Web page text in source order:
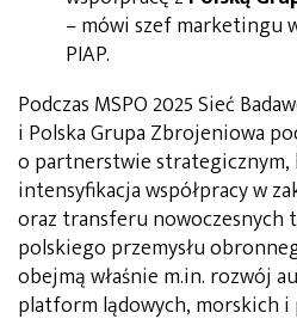
– mówi szef marketingu
PIAP.
Podczas MSPO 2025 Sieć
i Polska Grupa Zbrojeniowa
o partnerstwie
intensyfikacja współpracy w
oraz transferu nowoczesnych
polskiego przemysłu
obejmą właśnie m.in. rozwój
platform lądowych, morskich